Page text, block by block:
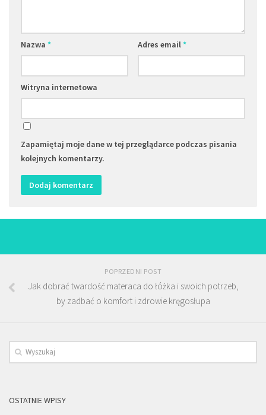
Nazwa * Adres email*
Witryna internetowa
Zapamiętaj moje dane w tej przeglądarce podczas pisania
kolejnych komentarzy.
POPRZEDNI POST
Jak dobrać twardość materaca do łóżka i swoich potrzeb,
by zadbać o komfort i zdrowie kręgosłupa
OSTATNIE WPISY